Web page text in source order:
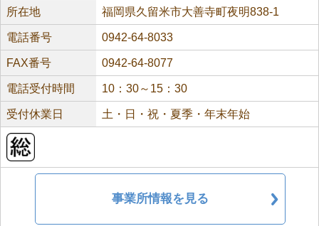
所在地 福岡県久留米市大善寺町夜明838-1
電話番号 0942-64-8033
FAX番号 0942-64-8077
電話受付時間 10：30～15：30
受付休業日 土・日・祝・夏季・年末年始
事業所情報を見る